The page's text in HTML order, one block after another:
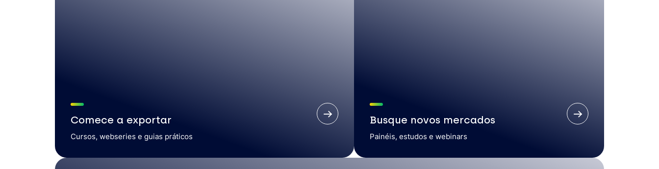
Comece a exportar
Cursos, webseries e guias práticos
Busque novos mercados
Painéis, estudos e webinars